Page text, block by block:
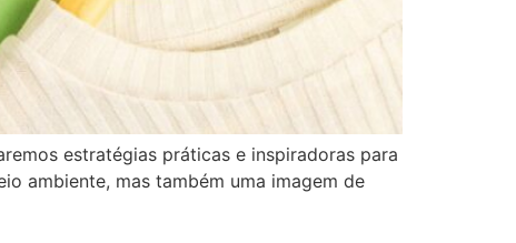
estratégias práticas e inspiradoras para
ambiente, mas também uma imagem de